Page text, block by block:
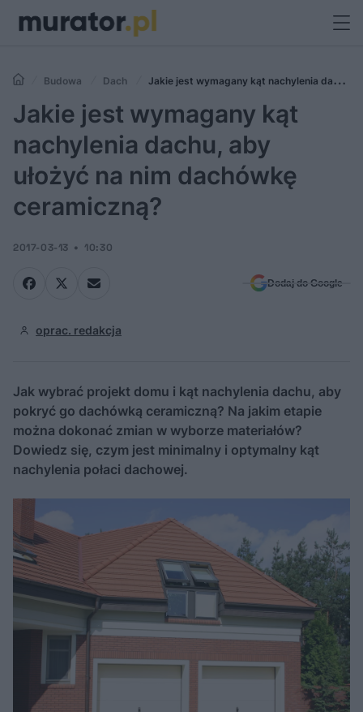
Budowa Dach
Jakie jest wymagany kąt nachylenia dachu,
aby ułożyć na nim dachówkę ceramiczną?
Jakie jest wymagany kąt
nachylenia dachu, aby
ułożyć na nim dachówkę
ceramiczną?
2017-03-13 10:30
Dodaj do Google
oprac. redakcja
Jak wybrać projekt domu i kąt nachylenia dachu, aby
pokryć go dachówką ceramiczną? Na jakim etapie
można dokonać zmian w wyborze materiałów?
Dowiedz się, czym jest minimalny i optymalny kąt
nachylenia połaci dachowej.